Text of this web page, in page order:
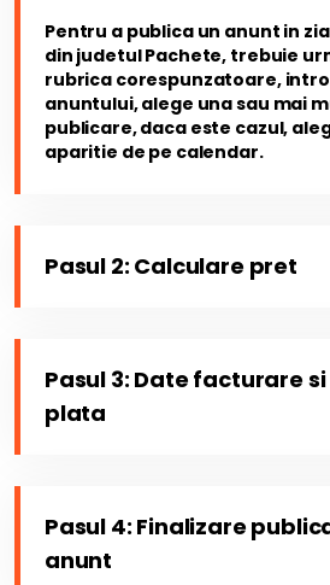
Pentru a publica un anunt in
din judetul Pachete, trebuie
rubrica corespunzatoare,
anuntului, alege una sau mai
publicare, daca este cazul,
aparitie de pe calendar.
Pasul 2: Calculare pret
Pasul 3: Date facturare
plata
Pasul 4: Finalizare
anunt